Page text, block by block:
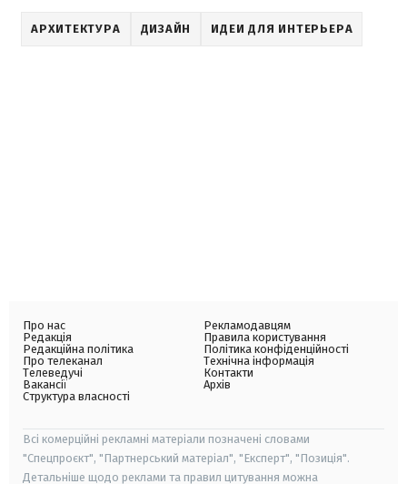
АРХИТЕКТУРА ДИЗАЙН ИДЕИ ДЛЯ ИНТЕРЬЕРА
Про нас
Редакція
Редакційна політика
Про телеканал
Телеведучі
Вакансії
Структура власності
Рекламодавцям
Правила користування
Політика конфіденційності
Технічна інформація
Контакти
Архів
Всі комерційні рекламні матеріали позначені словами
"Спецпроєкт", "Партнерський матеріал", "Експерт", "Позиція".
Детальніше щодо реклами та правил цитування можна